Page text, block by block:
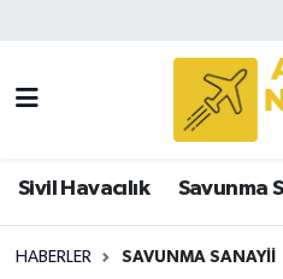
Sivil Havacılık Savunma
HABERLER SAVUNMA SANAYII